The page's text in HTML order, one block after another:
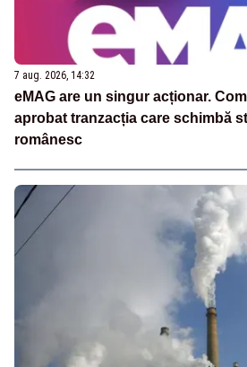
7 aug. 2026, 14:32
eMAG are un singur acționar.
aprobat tranzacția care schimbă
românesc